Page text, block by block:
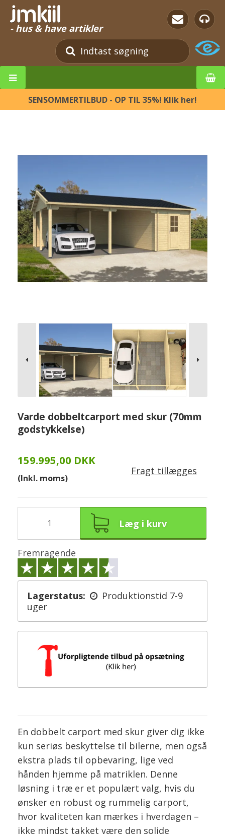
- hus & have artikler
SENSOMMERTILBUD - OP TIL 35%! Klik her!
Varde dobbeltcarport med skur (70mm
godstykkelse)
159.995,00 DKK
(Inkl. moms)
Fragt tillægges
Læg i kurv
Fremragende
Lagerstatus:
Produktionstid 7-9
uger
En dobbelt carport med skur giver dig ikke
kun seriøs beskyttelse til bilerne, men også
ekstra plads til opbevaring, lige ved
hånden hjemme på matriklen. Denne
løsning i træ er et populært valg, hvis du
ønsker en robust og rummelig carport,
hvor kvaliteten kan mærkes i hverdagen –
ikke mindst takket være den solide